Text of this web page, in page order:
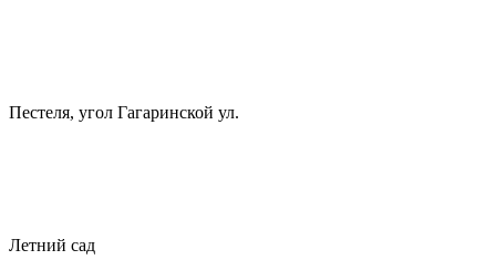
Пестеля, угол Гагаринской ул.
Летний сад